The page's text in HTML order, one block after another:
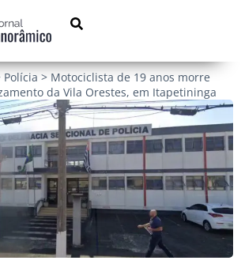
Polícia > Motociclista de 19 anos morre
da Vila Orestes, em Itapetininga